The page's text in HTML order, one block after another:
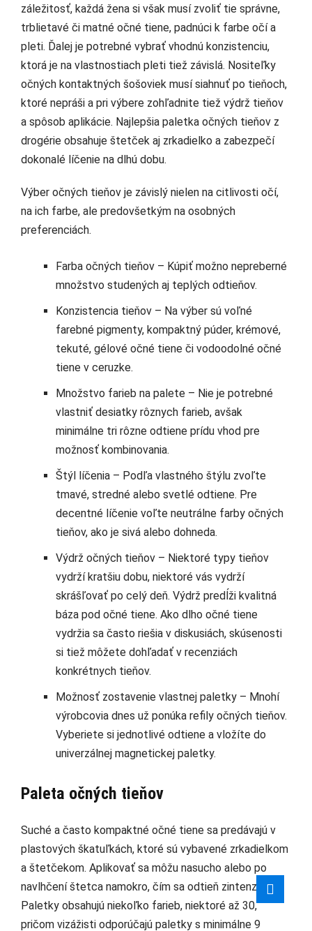
záležitosť, každá žena si však musí zvoliť tie správne,
trblietavé či matné očné tiene, padnúci k farbe očí a
pleti. Ďalej je potrebné vybrať vhodnú konzistenciu,
ktorá je na vlastnostiach pleti tiež závislá. Nositeľky
očných kontaktných šošoviek musí siahnuť po tieňoch,
ktoré nepráši a pri výbere zohľadnite tiež výdrž tieňov
a spôsob aplikácie. Najlepšia paletka očných tieňov z
drogérie obsahuje štetček aj zrkadielko a zabezpečí
dokonalé líčenie na dlhú dobu.
Výber očných tieňov je závislý nielen na citlivosti očí,
na ich farbe, ale predovšetkým na osobných
preferenciách.
Farba očných tieňov – Kúpiť možno nepreberné
množstvo studených aj teplých odtieňov.
Konzistencia tieňov – Na výber sú voľné
farebné pigmenty, kompaktný púder, krémové,
tekuté, gélové očné tiene či vodoodolné očné
tiene v ceruzke.
Množstvo farieb na palete – Nie je potrebné
vlastniť desiatky rôznych farieb, avšak
minimálne tri rôzne odtiene prídu vhod pre
možnosť kombinovania.
Štýl líčenia – Podľa vlastného štýlu zvoľte
tmavé, stredné alebo svetlé odtiene. Pre
decentné líčenie voľte neutrálne farby očných
tieňov, ako je sivá alebo dohneda.
Výdrž očných tieňov – Niektoré typy tieňov
vydrží kratšiu dobu, niektoré vás vydrží
skrášľovať po celý deň. Výdrž predĺži kvalitná
báza pod očné tiene. Ako dlho očné tiene
vydržia sa často riešia v diskusiách, skúsenosti
si tiež môžete dohľadať v recenziách
konkrétnych tieňov.
Možnosť zostavenie vlastnej paletky – Mnohí
výrobcovia dnes už ponúka refily očných tieňov.
Vyberiete si jednotlivé odtiene a vložíte do
univerzálnej magnetickej paletky.
Paleta očných tieňov
Suché a často kompaktné očné tiene sa predávajú v
plastových škatuľkách, ktoré sú vybavené zrkadielkom
a štetčekom. Aplikovať sa môžu nasucho alebo po
navlhčení štetca namokro, čím sa odtieň zintenzívni.
Paletky obsahujú niekoľko farieb, niektoré až 30,
pričom vizážisti odporúčajú paletky s minimálne 9